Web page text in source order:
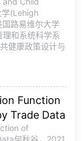
(Lehigh
路易维尔大学
和系统科学系
健康政策设计与
Function
Trade Data
of
何秋谷，2021